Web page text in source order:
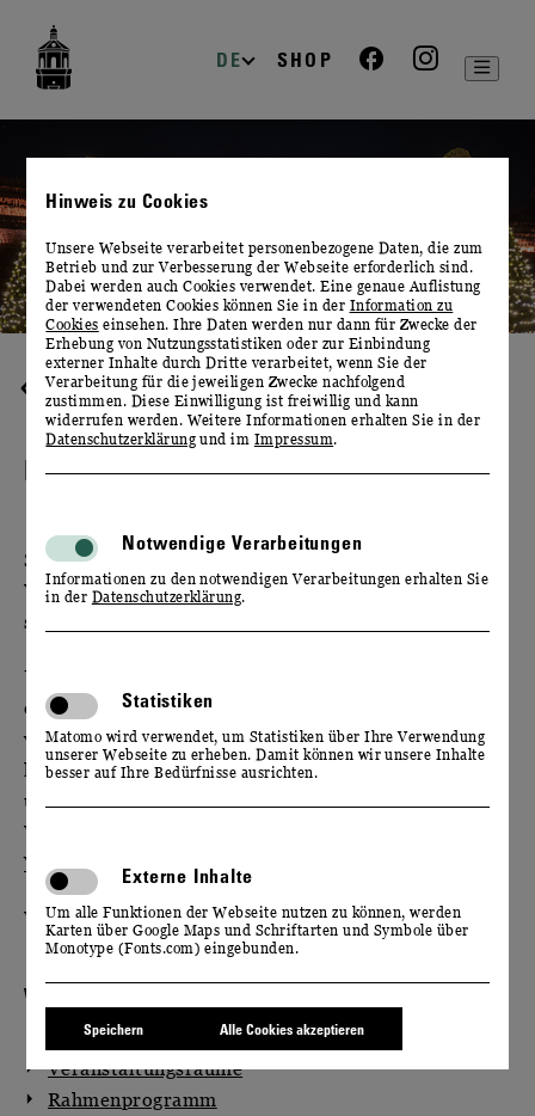
Navigation
DE SHOP
FIRMENEVENTS
IHRE WEIHNACHTSFEIER
Sie suchen eine originelle Idee für Ihre
Weihnachtsfeier? Dann laden Sie zu einem Fest der
sinnlichen Genüsse auf Schloss Wackerbarth ein.
Unzählige Lichter tauchen die barocke Anlage in
einen weihnachtlichen Glanz. Im Gasthaus
verwöhnen wir Sie mit einem Festtagsessen,
harmonisch begleitet von unseren erlesenen Weinen
und Sekten. Den passenden Rahmen für Ihre
Weihnachtsfeier bieten unsere abwechslungsreichen
Veranstaltungen im Advent
Wir setzen Weihnachten für Sie genussvoll in Szene.
WEITERE INFORMATIONEN FÜR SIE
Ihre Veranstaltungsanfrage
Veranstaltungsräume
Rahmenprogramm
Hinweis zu Cookies
Unsere Webseite verarbeitet personenbezogene Daten, die zum
Betrieb und zur Verbesserung der Webseite erforderlich sind.
Dabei werden auch Cookies verwendet. Eine genaue Auflistung
der verwendeten Cookies können Sie in der Information zu
Cookies einsehen. Ihre Daten werden nur dann für Zwecke der
Erhebung von Nutzungsstatistiken oder zur Einbindung
externer Inhalte durch Dritte verarbeitet, wenn Sie der
Verarbeitung für die jeweiligen Zwecke nachfolgend
zustimmen. Diese Einwilligung ist freiwillig und kann
widerrufen werden. Weitere Informationen erhalten Sie in der
Datenschutzerklärung und im Impressum.
Notwendige Verarbeitungen
Informationen zu den notwendigen Verarbeitungen erhalten Sie
in der Datenschutzerklärung.
Statistiken
Matomo wird verwendet, um Statistiken über Ihre Verwendung
unserer Webseite zu erheben. Damit können wir unsere Inhalte
besser auf Ihre Bedürfnisse ausrichten.
Externe Inhalte
Um alle Funktionen der Webseite nutzen zu können, werden
Karten über Google Maps und Schriftarten und Symbole über
Monotype (Fonts.com) eingebunden.
Speichern Alle Cookies akzeptieren